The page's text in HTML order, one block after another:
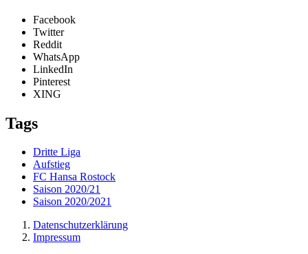
Facebook
Twitter
Reddit
WhatsApp
LinkedIn
Pinterest
XING
Tags
Dritte Liga
Aufstieg
FC Hansa Rostock
Saison 2020/21
Saison 2020/2021
Datenschutzerklärung
Impressum